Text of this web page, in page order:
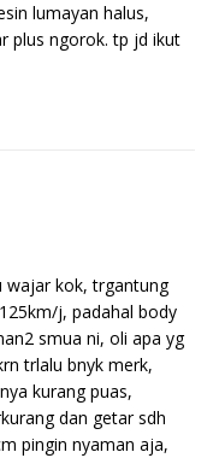
lumayan halus,
plus ngorok. tp jd ikut
wajar kok, trgantung
j, padahal body
smua ni, oli apa yg
trlalu bnyk merk,
kurang puas,
dan getar sdh
pingin nyaman aja,